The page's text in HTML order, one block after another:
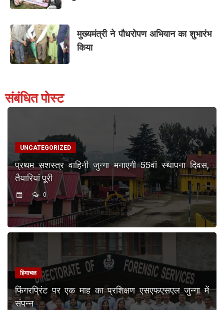
मुख्यमंत्री ने पौधरोपण अभियान का शुभारंभ
किया
संबंधित पोस्ट
UNCATEGORIZED
प्रथम सशस्त्र वाहिनी जुन्गा मनाएगी 55वां स्थापना दिवस,
तैयारियां पूरी
0
हिमाचल
फिंगरप्रिंट पर एक माह का प्रशिक्षण एसएफएसएल जुन्गा में
संपन्न